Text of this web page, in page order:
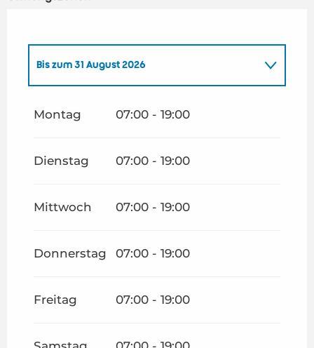
Bis zum 31 August 2026
2026
Montag 07:00 - 19:00
Dienstag 07:00 - 19:00
Mittwoch 07:00 - 19:00
Donnerstag 07:00 - 19:00
Freitag 07:00 - 19:00